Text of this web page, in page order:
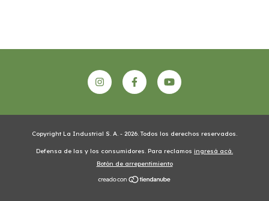
Copyright La Industrial S. A. - 2026. Todos los derechos reservados.
Defensa de las y los consumidores. Para reclamos ingresá acá.
Botón de arrepentimiento